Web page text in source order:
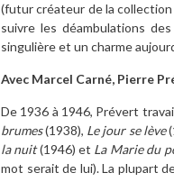
(futur créateur de la collection
suivre les déambulations
singulière et un charme
Avec Marcel Carné, Pierre
De 1936 à 1946, Prévert
brumes(1938), Le jour se lève
la nuit(1946) et La Marie du
mot serait de lui). La plupart